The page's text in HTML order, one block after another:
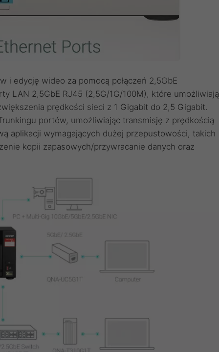
i edycję wideo za pomocą połączeń 2,5GbE
LAN 2,5GbE RJ45 (2,5G/1G/100M), które umożliwiają
prędkości sieci z 1 Gigabit do 2,5 Gigabit.
portów, umożliwiając transmisję z prędkością
aplikacji wymagających dużej przepustowości, takich
kopii zapasowych/przywracanie danych oraz